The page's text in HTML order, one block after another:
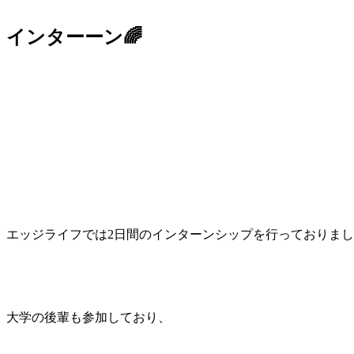
インターーン🌈
エッジライフでは2日間のインターンシップを行っておりま
大学の後輩も参加しており、